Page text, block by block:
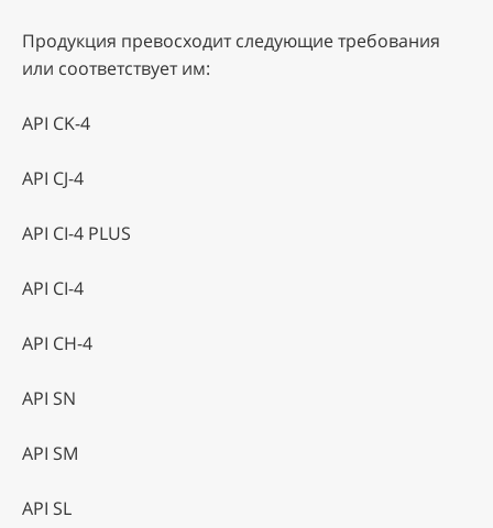
Продукция превосходит следующие требования
или соответствует им:
API CK-4
API CJ-4
API CI-4 PLUS
API CI-4
API CH-4
API SN
API SM
API SL